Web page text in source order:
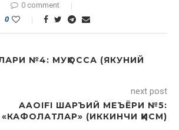
0 comment
0
№4: МУҚОССА (ЯКУНИЙ
next post
AAOIFI ШАРЪИЙ МЕЪЁРИ №5:
«КАФОЛАТЛАР» (ИККИНЧИ ҚИСМ)